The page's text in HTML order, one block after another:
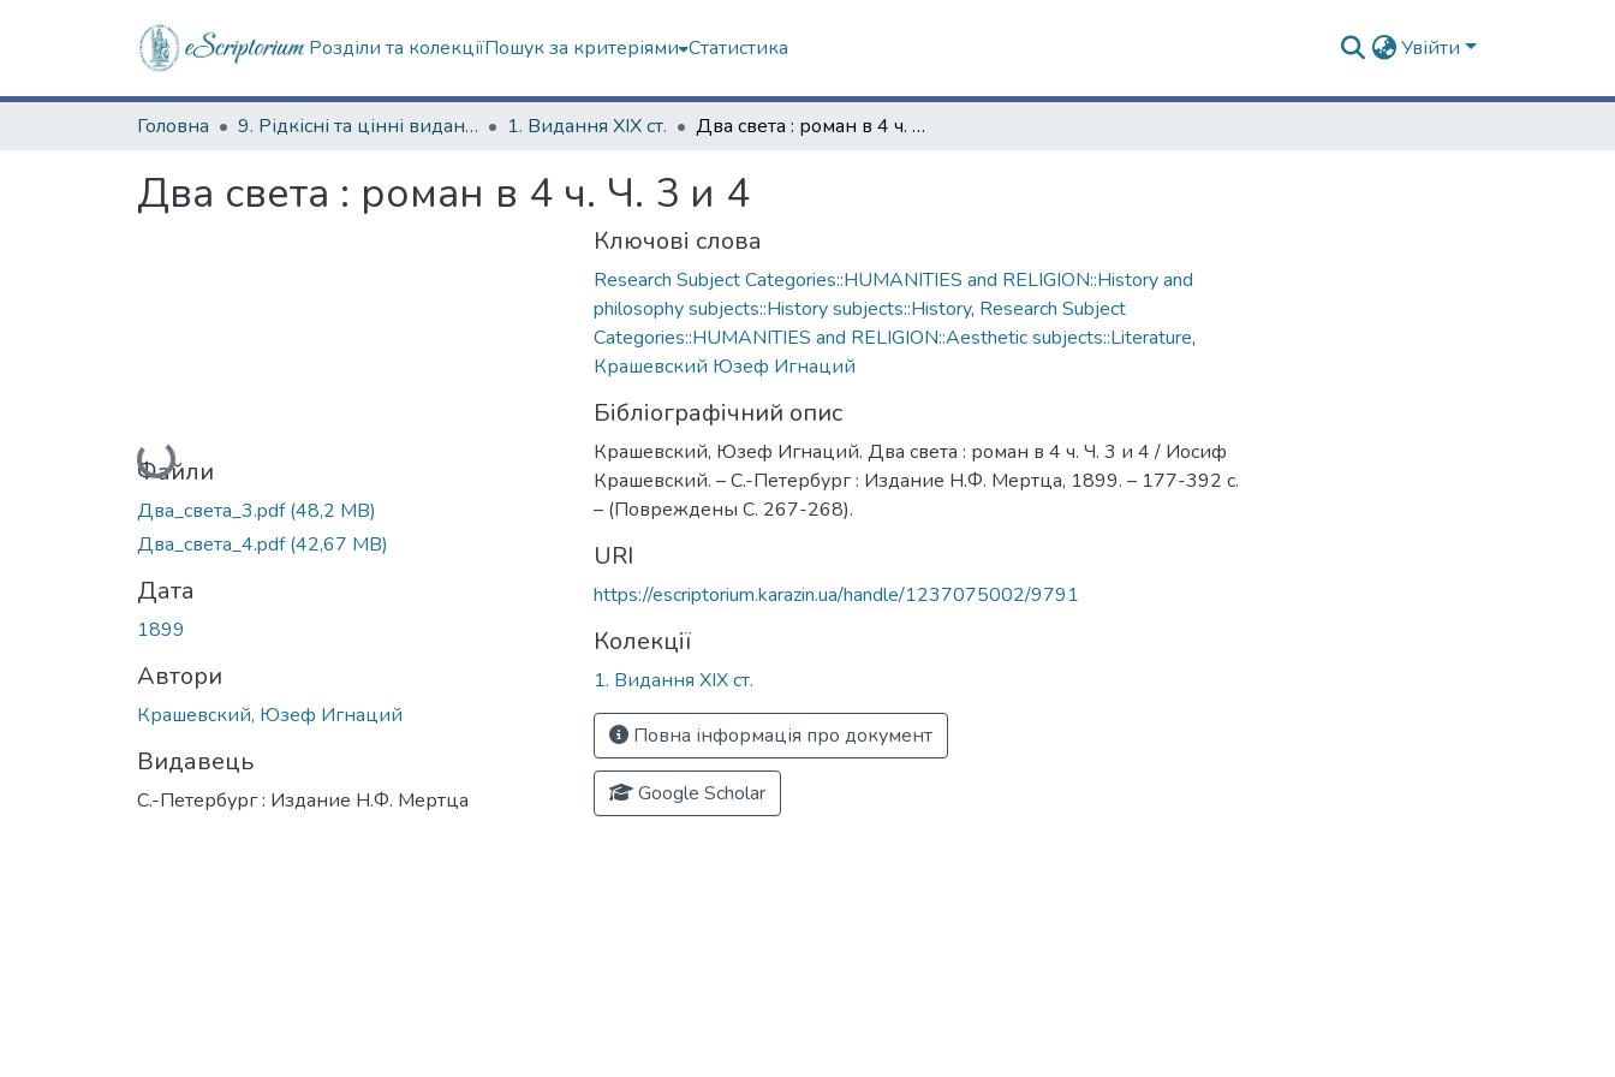
Розділи та колекціїПошук за критеріями Статистика Увійти
Головна 9. Рідкісні та цінні видання 1. Видання ХІХ ст. Два света : роман в 4 ч. Ч. 3 и 4
Два света : роман в 4 ч. Ч. 3 и 4
Вантажиться...
Файли
Два_света_3.pdf(48,2 MB)
Два_света_4.pdf(42,67 MB)
Дата
1899
Автори
Крашевский, Юзеф Игнаций
Видавець
С.-Петербург : Издание Н.Ф. Мертца
Ключові слова
Research Subject Categories::HUMANITIES and RELIGION::History and
philosophy subjects::History subjects::History, Research Subject
Categories::HUMANITIES and RELIGION::Aesthetic subjects::Literature,
Крашевский Юзеф Игнаций
Бібліографічний опис
Крашевский, Юзеф Игнаций. Два света : роман в 4 ч. Ч. 3 и 4 / Иосиф
Крашевский. – С.-Петербург : Издание Н.Ф. Мертца, 1899. – 177-392 с.
– (Повреждены С. 267-268).
URI
https://escriptorium.karazin.ua/handle/1237075002/9791
Колекції
1. Видання ХІХ ст.
Повна інформація про документ
Google Scholar